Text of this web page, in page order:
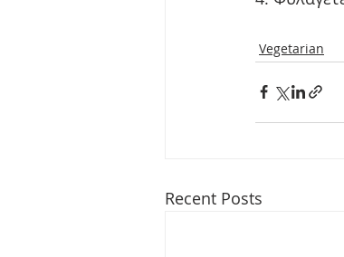
Vegetarian
Recent Posts